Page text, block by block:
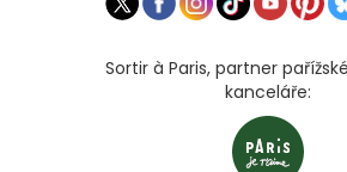
Sortir à Paris, partner
kanceláře: